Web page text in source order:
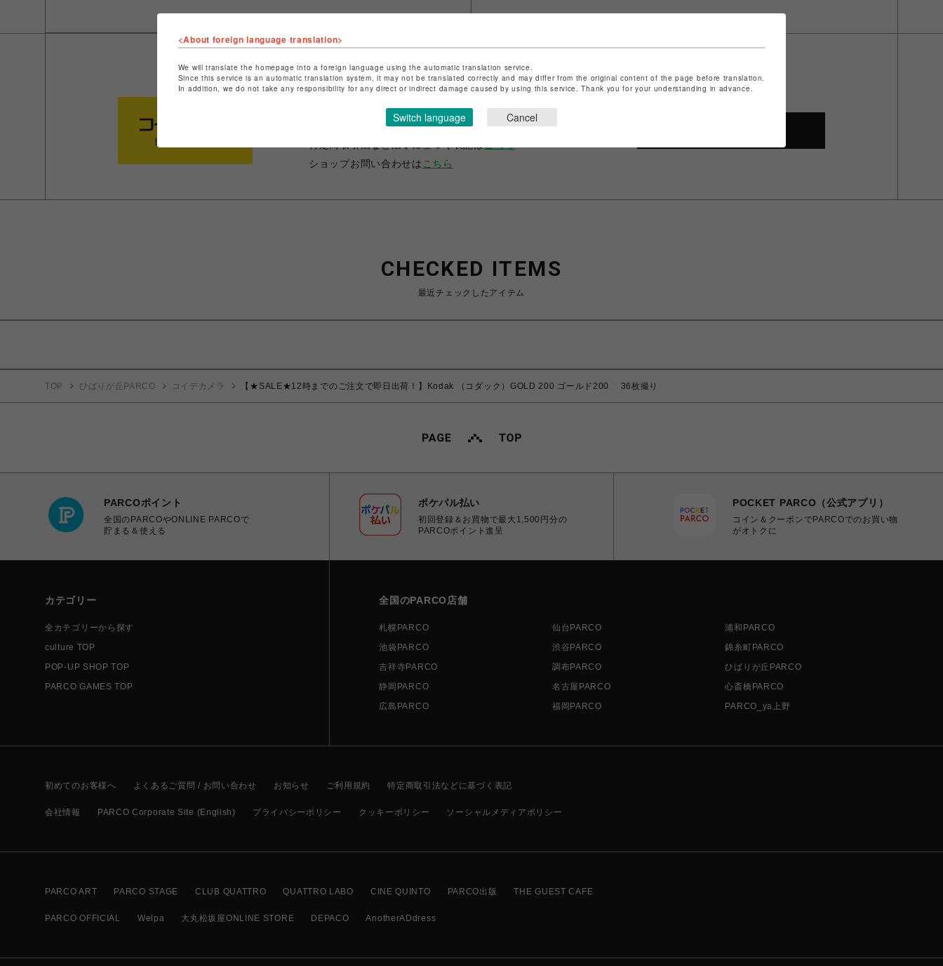
ひばりが丘PARCO
ショップお問い合わせは こちら
CHECKED ITEMS
最近チェックしたアイテム
TOP ひばりが丘PARCO コイデカメラ 【★SALE★12時までのご注文で即日出荷！】Kodak （コダック）GOLD 200 ゴールド200 36枚撮り
PARCOポイント
全国のPARCOやONLINE PARCOで
貯まる＆使える
ポケパル払い
初回登録＆お買物で最大1,500円分の
PARCOポイント進呈
POCKET PARCO（公式アプリ）
コイン＆クーポンでPARCOでのお買い物
がオトクに
カテゴリー
全カテゴリーから探す
culture TOP
POP-UP SHOP TOP
PARCO GAMES TOP
全国のPARCO店舗
札幌PARCO 仙台PARCO
浦和PARCO
池袋PARCO
渋谷PARCO
錦糸町PARCO
吉祥寺PARCO
調布PARCO
ひばりが丘PARCO
静岡PARCO
名古屋PARCO
心斎橋PARCO
広島PARCO
福岡PARCO PARCO_ya上野
初めてのお客様へ よくあるご質問 / お問い合わせ お知らせ ご利用規約 特定商取引法などに基づく表記
会社情報 PARCO Corporate Site (English) プライバシーポリシー クッキーポリシー ソーシャルメディアポリシー
PARCO ART PARCO STAGE CLUB QUATTRO QUATTRO LABO CINE QUINTO PARCO出版 THE GUEST CAFE
PARCO OFFICIAL Welpa 大丸松坂屋ONLINE STORE DEPACO AnotherADdress
<About foreign language translation>
We will translate the homepage into a foreign language using the automatic translation service.
Since this service is an automatic translation system, it may not be translated correctly and may differ from the original content of the page before translation.
In addition, we do not take any responsibility for any direct or indirect damage caused by using this service. Thank you for your understanding in advance.
Switch language Cancel